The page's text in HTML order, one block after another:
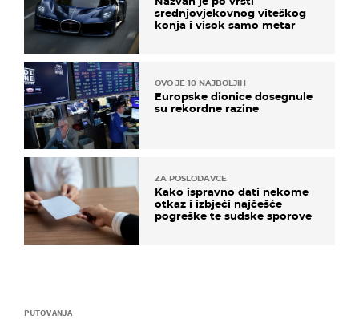
PUTOVANJA
srednjovjekovnog viteškog
konja i visok samo metar
OVO JE 10 NAJBOLJIH
Europske dionice dosegnule
su rekordne razine
ZA POSLODAVCE
Kako ispravno dati nekome
otkaz i izbjeći najčešće
pogreške te sudske sporove